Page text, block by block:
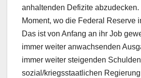
anhaltenden Defizite abzudecken.
Moment, wo die Federal Reserve
Das ist von Anfang an ihr Job
immer weiter anwachsenden
immer weiter steigenden
sozial/kriegsstaatlichen